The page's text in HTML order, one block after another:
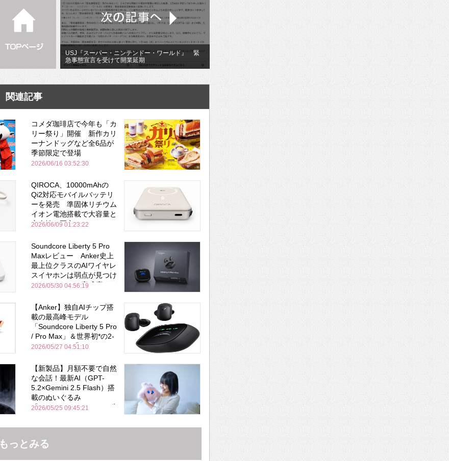
USJ『スーパー・ニンテンドー・ワールド』 緊
急事態宣言を受けて開業延期
関連記事
コメダ珈琲店で今年も「カ
リー祭り」開催 新作カリ
ーナンドッグなど全6品が
季節限定で登場
2026/06/16 03:52:30
QIROCA、10000mAhの
Qi2対応モバイルバッテリ
ーを発売 準固体リチウム
イオン電池搭載で大容量と
安全性を両立
2026/06/09 01:23:22
Soundcore Liberty 5 Pro
Maxレビュー Anker史上
最上位クラスのAIワイヤレ
スイヤホンは弱点が見つけ
づらいくらいの完成度にび
Bose並み
2026/05/30 04:56:19
【Anker】独自AIチップ搭
載の最高峰モデル
「Soundcore Liberty 5 Pro
/ Pro Max」＆世界初*の2-
in-1イヤホン「AeroFit 2
2026/05/27 04:51:10
【新製品】月額不要で自然
な会話！最新AI（GPT-
5.2×Gemini 2.5 Flash）搭
載のぬいぐるみ
「KOTTI」、Makuakeで先
2026/05/25 09:45:21
もっとみる